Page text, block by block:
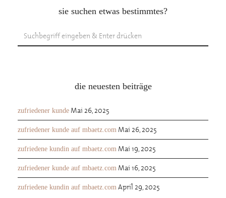
sie suchen etwas bestimmtes?
die neuesten beiträge
zufriedener kunde Mai 26, 2025
zufriedener kunde auf mbaetz.com Mai 26, 2025
zufriedene kundin auf mbaetz.com Mai 19, 2025
zufriedener kunde auf mbaetz.com Mai 16, 2025
zufriedene kundin auf mbaetz.com April 29, 2025